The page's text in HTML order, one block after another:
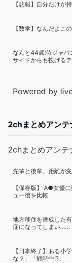
【悲報】自分だけ
【数学】なんだよこ
なんと44歳!侍ジャ
サイドからも投げる
Powered by
2chまとめアンテ
2chまとめアンテ
先輩と後輩、距離が
【保存版】 A●女優
ュー後を比較
地方移住を達成した
症になってしまい……
【日本終了】ある小
な？」「戦時中!?」